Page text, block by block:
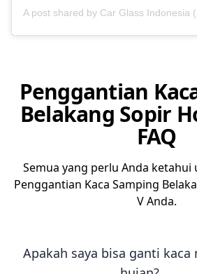
Penggantian
Belakang Sopir
FAQ
Semua yang perlu Anda ketahui
Penggantian Kaca Samping
V Anda.
Apakah saya bisa ganti kaca